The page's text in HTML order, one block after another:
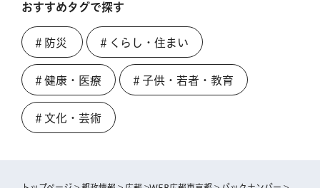
おすすめタグで探す
＃防災 ＃くらし・住まい
＃健康・医療 ＃子供・若者・教育
＃文化・芸術